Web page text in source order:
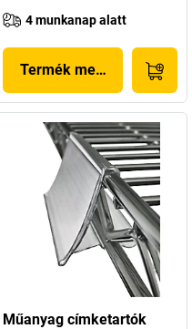
4 munkanap alatt
Termék megjelenítése
Műanyag címketartók